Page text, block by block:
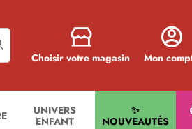
Choisir votre magasin Mon
UNIVERS
ENFANT
✨
NOUVEAUTÉS